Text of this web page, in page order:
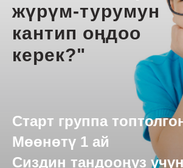
жүрүм-турумун
кантип оңдоо
керек?"
Старт группа
Мөөнөтү 1 ай
Сиздин тандооңуз